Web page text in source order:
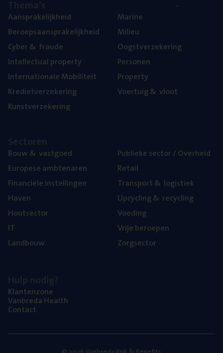
Aan­spra­ke­lijk­heid
Beroeps­aan­spra­ke­lijk­heid
Cyber& fraude
Intel­lec­tu­al property
Inter­na­ti­o­na­le Mobiliteit
Kre­diet­ver­ze­ke­ring
Kunst­ver­ze­ke­ring
Mari­ne
Mili­eu
Oogst­ver­ze­ke­ring
Per­so­nen
Pro­per­ty
Voer­tuig& vloot
Bouw& vastgoed
Euro­pe­se ambtenaren
Finan­ci­ë­le instellingen
Haven
Hout­sec­tor
IT
Land­bouw
Publie­ke sec­tor / Overheid
Retail
Trans­port& logistiek
Upcy­cling& recycling
Voe­ding
Vrije beroe­pen
Zorg­sec­tor
Klan­ten­zo­ne
Van­b­re­da Health
Con­tact